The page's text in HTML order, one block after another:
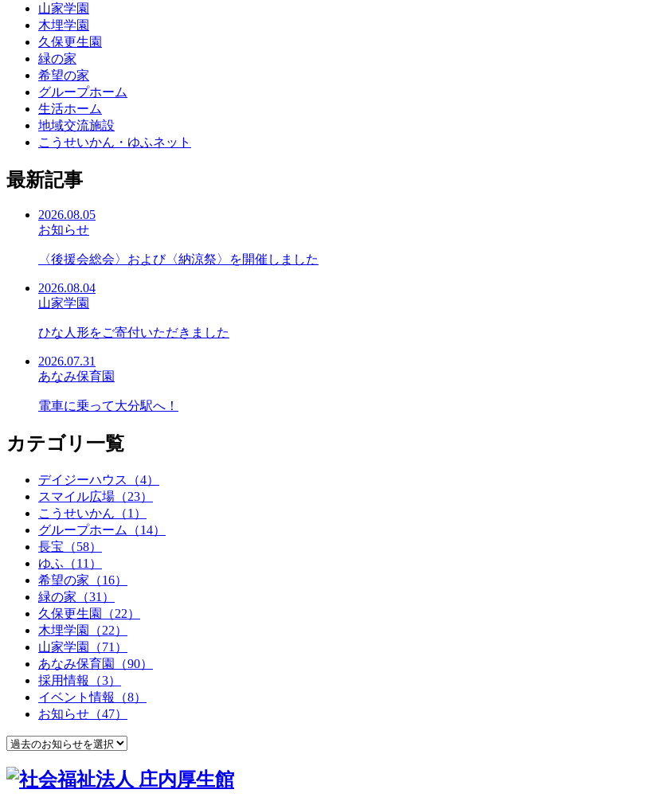
山家学園
木埋学園
久保更生園
緑の家
希望の家
グループホーム
生活ホーム
地域交流施設
こうせいかん・ゆふネット
最新記事
2026.08.05
お知らせ
〈後援会総会〉および〈納涼祭〉を開催しました
2026.08.04
山家学園
ひな人形をご寄付いただきました
2026.07.31
あなみ保育園
電車に乗って大分駅へ！
カテゴリ一覧
デイジーハウス（4）
スマイル広場（23）
こうせいかん（1）
グループホーム（14）
長宝（58）
ゆふ（11）
希望の家（16）
緑の家（31）
久保更生園（22）
木埋学園（22）
山家学園（71）
あなみ保育園（90）
採用情報（3）
イベント情報（8）
お知らせ（47）